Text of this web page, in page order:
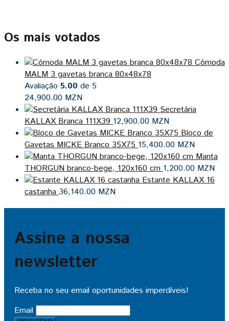
Os mais votados
Cómoda
MALM 3 gavetas branca 80x48x78
Avaliação 5.00 de 5
24,900.00 MZN
Secretária
KALLAX Branca 111X39 12,900.00 MZN
Bloco de
Gavetas MICKE Branco 35X75 15,400.00 MZN
Manta
THORGUN branco-bege, 120x160 cm 1,200.00 MZN
Estante KALLAX 16
castanha 36,140.00 MZN
Assine a nossa
newsletter
Receba no seu email oportunidades imperdíveis!
Email